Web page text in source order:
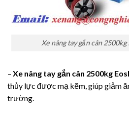
Xe nâng tay gắn cân
– Xe nâng tay gắn cân 2500kg
thủy lực được mạ kẽm, giúp giảm
trường.